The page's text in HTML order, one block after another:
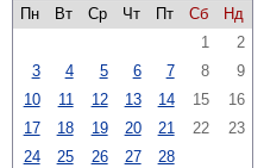
Пн
Вт Ср Чт Пт Сб
Нд
1
2
3
4 5 6 7 8
9
10
11 12 13 14 15
16
17
18 19 20 21 22
23
24
25 26 27 28